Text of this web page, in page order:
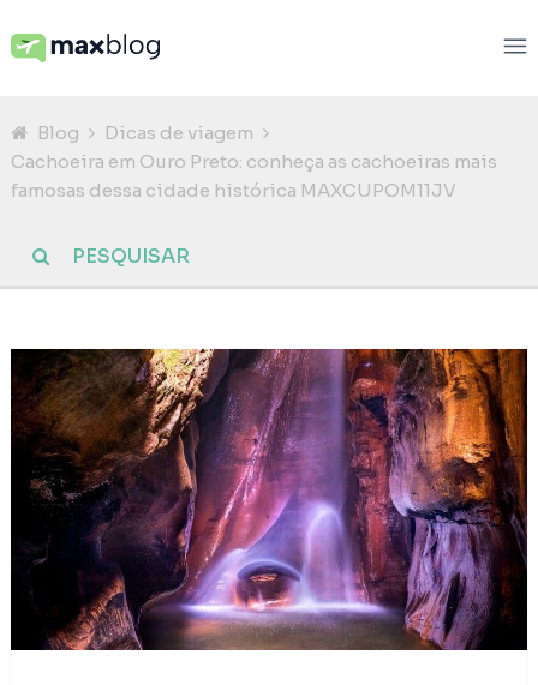
Blog
Dicas de viagem
Cachoeira em Ouro Preto: conheça as cachoeiras mais
famosas dessa cidade histórica MAXCUPOM11JV